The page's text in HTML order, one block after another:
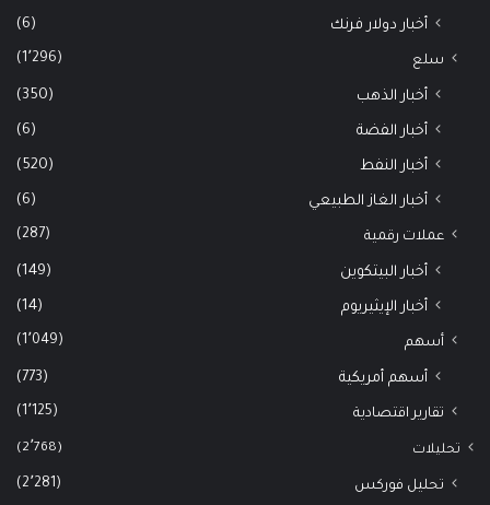
أخبار دولار فرنك (6)
سلع (1٬296)
أخبار الذهب (350)
أخبار الفضة (6)
أخبار النفط (520)
أخبار الغاز الطبيعي (6)
عملات رقمية (287)
أخبار البيتكوين (149)
أخبار الإيثيريوم (14)
أسهم (1٬049)
أسهم أمريكية (773)
تقارير اقتصادية (1٬125)
تحليلات (2٬768)
تحليل فوركس (2٬281)